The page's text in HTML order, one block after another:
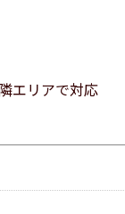
エリアで対応